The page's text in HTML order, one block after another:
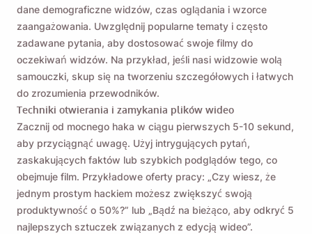
dane demograficzne widzów, czas oglądania i wzorce
zaangażowania. Uwzględnij popularne tematy i często
zadawane pytania, aby dostosować swoje filmy do
oczekiwań widzów. Na przykład, jeśli nasi widzowie wolą
samouczki, skup się na tworzeniu szczegółowych i łatwych
do zrozumienia przewodników.
Techniki otwierania i zamykania plików wideo
Zacznij od mocnego haka w ciągu pierwszych 5-10 sekund,
aby przyciągnąć uwagę. Użyj intrygujących pytań,
zaskakujących faktów lub szybkich podglądów tego, co
obejmuje film. Przykładowe oferty pracy: „Czy wiesz, że
jednym prostym hackiem możesz zwiększyć swoją
produktywność o 50%?” lub „Bądź na bieżąco, aby odkryć 5
najlepszych sztuczek związanych z edycją wideo”.